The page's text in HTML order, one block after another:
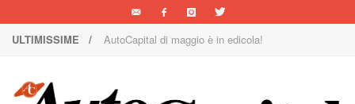
ULTIMISSIME / AutoCapital di maggio è in edicola!